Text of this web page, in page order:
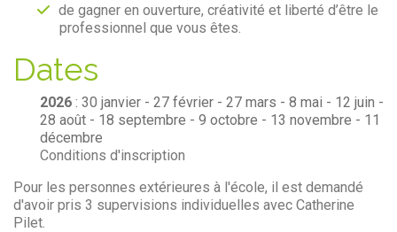
de gagner en ouverture, créativité et liberté d’être le
professionnel que vous êtes.
Dates
2026 : 30 janvier - 27 février - 27 mars - 8 mai - 12 juin -
28 août - 18 septembre - 9 octobre - 13 novembre - 11
décembre
Conditions d'inscription
Pour les personnes extérieures à l'école, il est demandé
d'avoir pris 3 supervisions individuelles avec Catherine
Pilet.